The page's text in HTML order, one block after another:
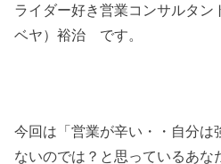
ライダー好き営業コンサルタ
ベヤ）裕治 です。
今回は「営業が辛い・・自分は
ないのでは？と思っているあな